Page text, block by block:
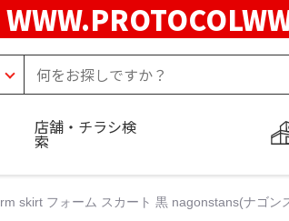
店舗・チラシ検
索
skirt フォーム スカート 黒 nagonstans(ナゴ